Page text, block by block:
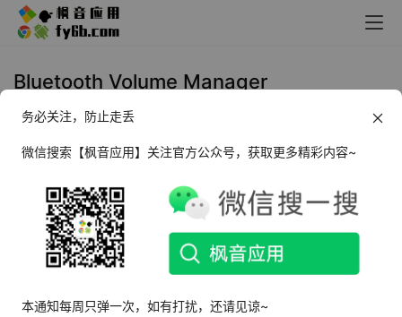
Bluetooth Volume Manager
Manager 蓝牙音量控制_v2.59.1
2025年4月2日
务必关注，防止走丢
微信搜索【枫音应用】关注官方公众号，获取更多精彩内容~
本通知每周只弹一次，如有打扰，还请见谅~